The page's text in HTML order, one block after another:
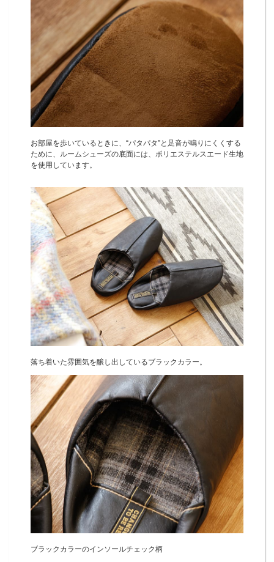
お部屋を歩いているときに、“パタパタ”と足音が鳴りにくくする
ために、ルームシューズの底面には、ポリエステルスエード生地
を使用しています。
落ち着いた雰囲気を醸し出しているブラックカラー。
ブラックカラーのインソールチェック柄